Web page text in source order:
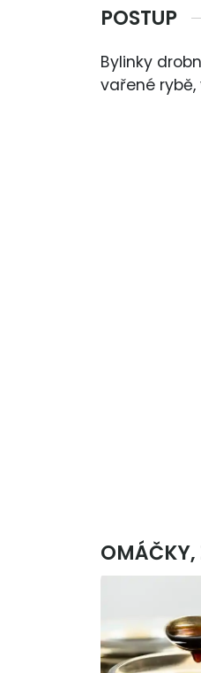
POSTUP
Bylinky
vařené rybě,
OMÁČKY,